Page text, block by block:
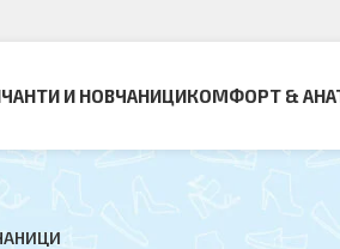
ЧАНТИ И НОВЧАНИЦИКОМФОРТ &